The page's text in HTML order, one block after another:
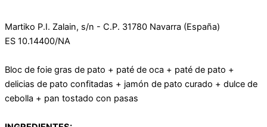
Martiko P.I. Zalain, s/n - C.P. 31780 Navarra (España)
ES 10.14400/NA
Bloc de foie gras de pato + paté de oca + paté de pato +
delicias de pato confitadas + jamón de pato curado + dulce de
cebolla + pan tostado con pasas